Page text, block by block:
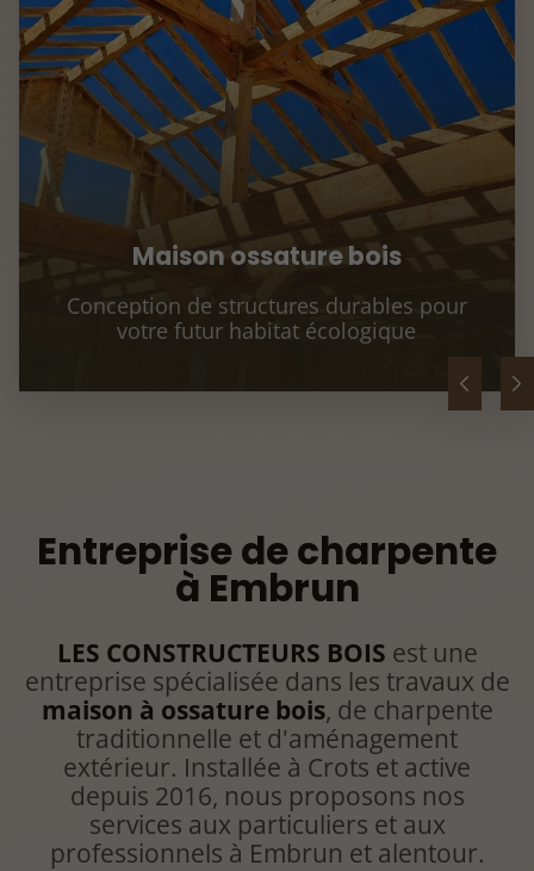
Maison ossature bois
Conception de structures durables pour
votre futur habitat écologique
Entreprise de charpente
à Embrun
LES CONSTRUCTEURS BOIS est une
entreprise spécialisée dans les travaux de
maison à ossature bois, de charpente
traditionnelle et d'aménagement
extérieur. Installée à Crots et active
depuis 2016, nous proposons nos
services aux particuliers et aux
professionnels à Embrun et alentour.